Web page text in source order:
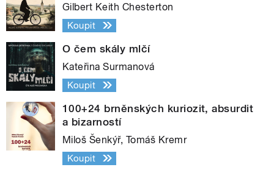
Gilbert Keith Chesterton
Koupit
O čem skály mlčí
Kateřina Surmanová
Koupit
100+24 brněnských kuriozit, absurdit
a bizarností
Miloš Šenkýř, Tomáš Kremr
Koupit